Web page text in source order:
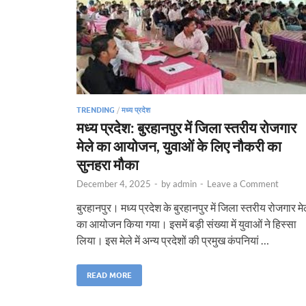
TRENDING / मध्य प्रदेश
मध्य प्रदेश: बुरहानपुर में जिला स्तरीय रोजगार
मेले का आयोजन, युवाओं के लिए नौकरी का
सुनहरा मौका
December 4, 2025 - byadmin - Leave a Comment
बुरहानपुर। मध्य प्रदेश के बुरहानपुर में जिला स्तरीय रोजगार
का आयोजन किया गया। इसमें बड़ी संख्या में युवाओं ने हिस्सा
लिया। इस मेले में अन्य प्रदेशों की प्रमुख कंपनियां …
READ MORE